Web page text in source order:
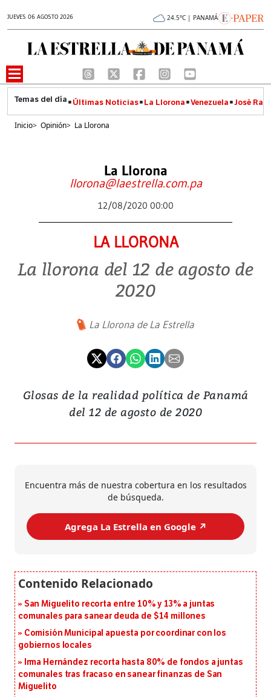
JUEVES 06 AGOSTO 2026 24.5°C | PANAMÁ
Últimas Noticias La Llorona Venezuela José
Inicio> Opinión> La Llorona
La Llorona
llorona@laestrella.com.pa
12/08/2020 00:00
LA LLORONA
La llorona del 12 de agosto de
2020
La Llorona de La Estrella
Glosas de la realidad política de Panamá
del 12 de agosto de 2020
Encuentra más de nuestra cobertura en los resultados
de búsqueda.
Agrega La Estrella en Google ↗️
San Miguelito recorta entre 10% y 13% a juntas
comunales para sanear deuda de $14 millones
Comisión Municipal apuesta por coordinar con los
gobiernos locales
Irma Hernández recorta hasta 80% de fondos a juntas
comunales tras fracaso en sanear finanzas de San
Miguelito